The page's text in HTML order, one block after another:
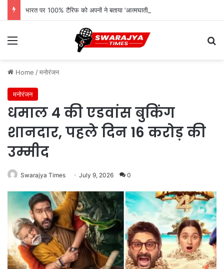
Menu
Home /मनोरंजन
मनोरंजन
धमाल 4 की एडवांस बुकिंग
शानदार, पहले दिन 16 करोड़ की
उम्मीद
Swarajya Times July 9, 2026 0